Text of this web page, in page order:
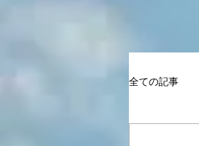
全ての記事